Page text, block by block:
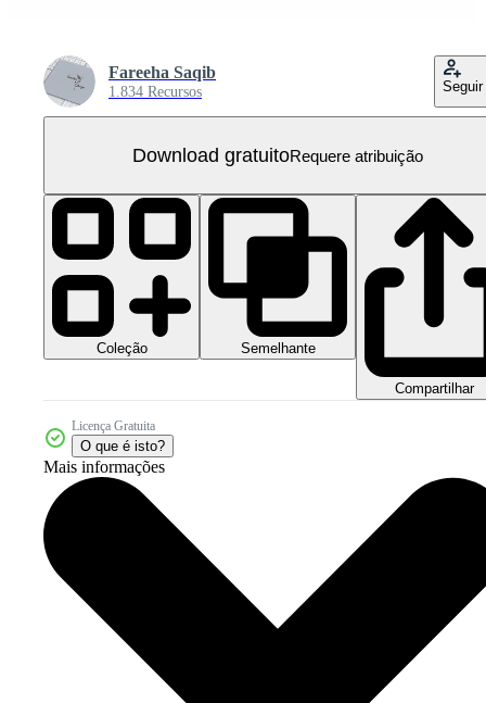
Fareeha Saqib
1.834 Recursos Seguir
Download gratuitoRequere atribuição
Coleção Semelhante
Compartilhar
Licença Gratuita
O que é isto?
Mais informações